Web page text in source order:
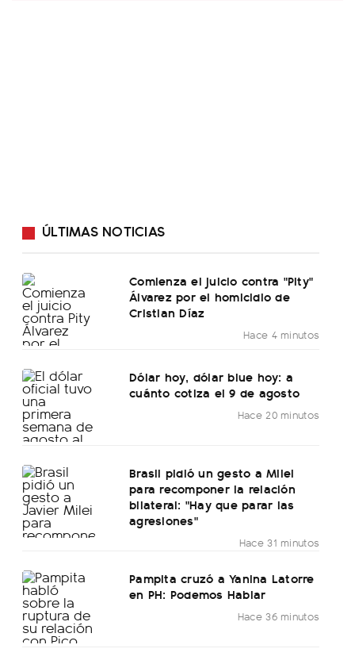
ÚLTIMAS NOTICIAS
Comienza el juicio contra "Pity"
Álvarez por el homicidio de
Cristian Díaz
Hace 4 minutos
Dólar hoy, dólar blue hoy: a
cuánto cotiza el 9 de agosto
Hace 20 minutos
Brasil pidió un gesto a Milei
para recomponer la relación
bilateral: "Hay que parar las
agresiones"
Hace 31 minutos
Pampita cruzó a Yanina Latorre
en PH: Podemos Hablar
Hace 36 minutos